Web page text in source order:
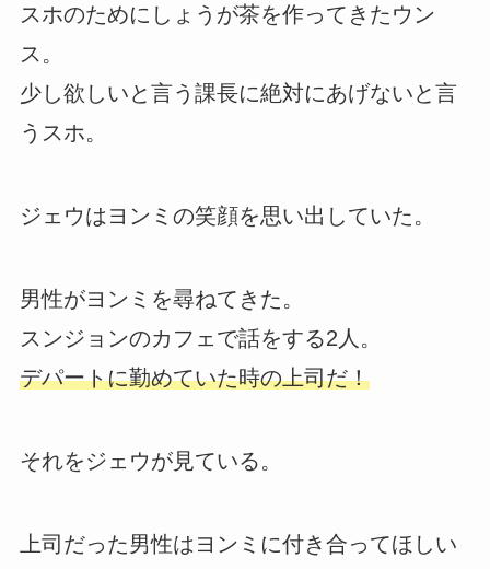
スホのためにしょうが茶を作ってきたウン
ス。
少し欲しいと言う課長に絶対にあげないと言
うスホ。
ジェウはヨンミの笑顔を思い出していた。
男性がヨンミを尋ねてきた。
スンジョンのカフェで話をする2人。
デパートに勤めていた時の上司だ！
それをジェウが見ている。
上司だった男性はヨンミに付き合ってほしい